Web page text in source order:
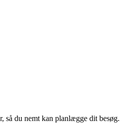
så du nemt kan planlægge dit besøg.